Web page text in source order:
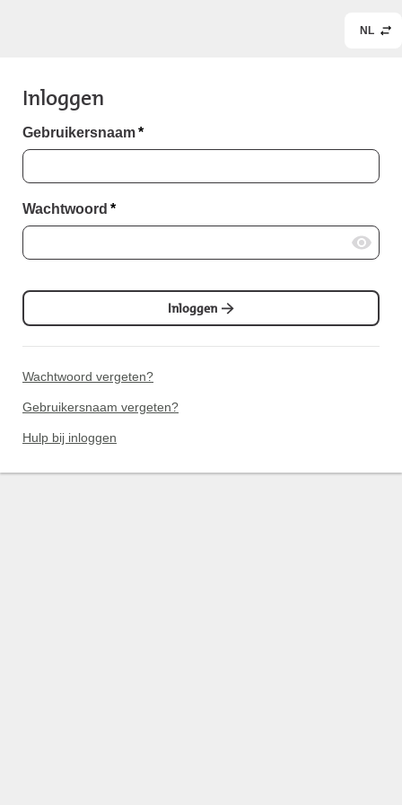
NL
Inloggen
Gebruikersnaam*
Wachtwoord *
Inloggen
Wachtwoord vergeten?
Gebruikersnaam vergeten?
Hulp bij inloggen